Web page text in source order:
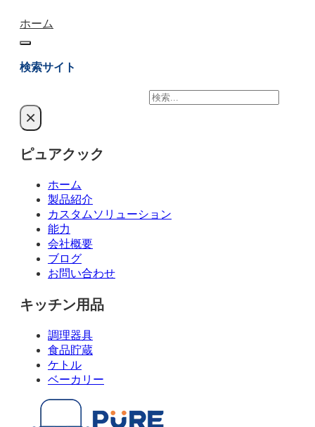
ホーム
検索サイト
検
×
ピュアクック
ホーム
製品紹介
カスタムソリューション
能力
会社概要
ブログ
お問い合わせ
キッチン用品
調理器具
食品貯蔵
ケトル
ベーカリー